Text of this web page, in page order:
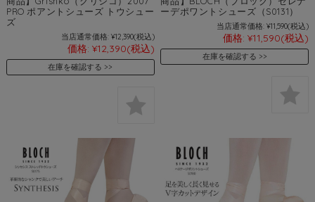
PRO ポアントシューズ トウシュー
ズ
当店通常価格: ¥12,390(税込)
価格: ¥12,390(税込)
在庫を確認する
ーデポワントシューズ（S0131）
当店通常価格: ¥11,590(税込)
価格: ¥11,590(税込)
在庫を確認する